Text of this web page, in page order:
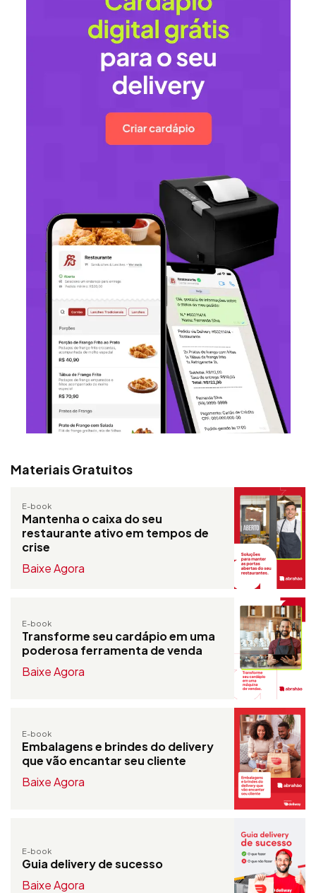
Materiais Gratuitos
E-book
Mantenha o caixa do seu
restaurante ativo em tempos de
crise
Baixe Agora
E-book
Transforme seu cardápio em uma
poderosa ferramenta de venda
Baixe Agora
E-book
Embalagens e brindes do delivery
que vão encantar seu cliente
Baixe Agora
E-book
Guia delivery de sucesso
Baixe Agora